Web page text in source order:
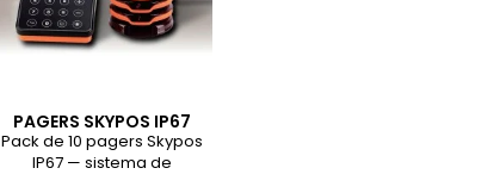
PAGERS SKYPOS IP67
Pack de 10 pagers Skypos
IP67 — sistema de